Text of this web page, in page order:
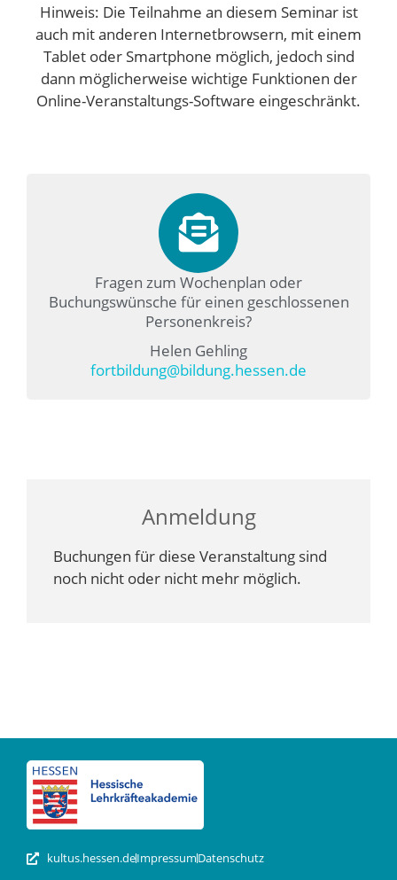
Hinweis: Die Teilnahme an diesem Seminar ist
auch mit anderen Internetbrowsern, mit einem
Tablet oder Smartphone möglich, jedoch sind
dann möglicherweise wichtige Funktionen der
Online-Veranstaltungs-Software eingeschränkt.
Fragen zum Wochenplan oder
Buchungswünsche für einen geschlossenen
Personenkreis?
Helen Gehling
fortbildung@bildung.hessen.de
Anmeldung
Buchungen für diese Veranstaltung sind
noch nicht oder nicht mehr möglich.
kultus.hessen.deImpressumDatenschutz